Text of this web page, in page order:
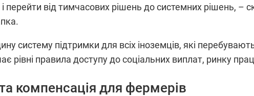
перейти від тимчасових рішень до системних рішень, –
систему підтримки для всіх іноземців, які
рівні правила доступу до соціальних виплат, ринку
компенсація для фермерів